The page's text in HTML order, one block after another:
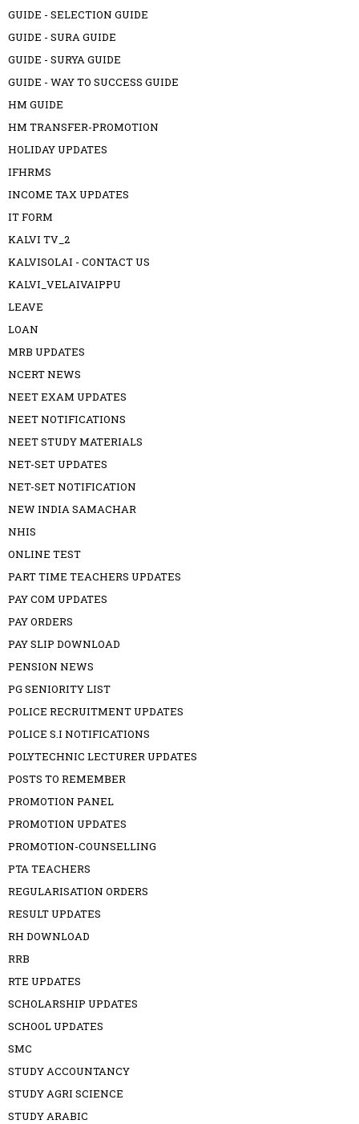
GUIDE - SELECTION GUIDE
GUIDE - SURA GUIDE
GUIDE - SURYA GUIDE
GUIDE - WAY TO SUCCESS GUIDE
HM GUIDE
HM TRANSFER-PROMOTION
HOLIDAY UPDATES
IFHRMS
INCOME TAX UPDATES
IT FORM
KALVI TV_2
KALVISOLAI - CONTACT US
KALVI_VELAIVAIPPU
LEAVE
LOAN
MRB UPDATES
NCERT NEWS
NEET EXAM UPDATES
NEET NOTIFICATIONS
NEET STUDY MATERIALS
NET-SET UPDATES
NET-SET NOTIFICATION
NEW INDIA SAMACHAR
NHIS
ONLINE TEST
PART TIME TEACHERS UPDATES
PAY COM UPDATES
PAY ORDERS
PAY SLIP DOWNLOAD
PENSION NEWS
PG SENIORITY LIST
POLICE RECRUITMENT UPDATES
POLICE S.I NOTIFICATIONS
POLYTECHNIC LECTURER UPDATES
POSTS TO REMEMBER
PROMOTION PANEL
PROMOTION UPDATES
PROMOTION-COUNSELLING
PTA TEACHERS
REGULARISATION ORDERS
RESULT UPDATES
RH DOWNLOAD
RRB
RTE UPDATES
SCHOLARSHIP UPDATES
SCHOOL UPDATES
SMC
STUDY ACCOUNTANCY
STUDY AGRI SCIENCE
STUDY ARABIC